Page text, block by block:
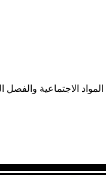
الاجتماعية والفصل